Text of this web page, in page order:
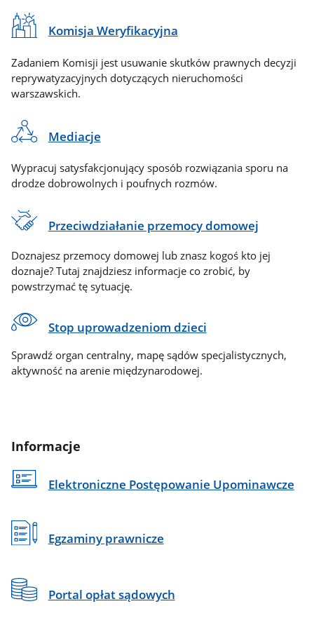
Komisja Weryfikacyjna
Zadaniem Komisji jest usuwanie skutków prawnych decyzji
reprywatyzacyjnych dotyczących nieruchomości
warszawskich.
Mediacje
Wypracuj satysfakcjonujący sposób rozwiązania sporu na
drodze dobrowolnych i poufnych rozmów.
Przeciwdziałanie przemocy domowej
Doznajesz przemocy domowej lub znasz kogoś kto jej
doznaje? Tutaj znajdziesz informacje co zrobić, by
powstrzymać tę sytuację.
Stop uprowadzeniom dzieci
Sprawdź organ centralny, mapę sądów specjalistycznych,
aktywność na arenie międzynarodowej.
Informacje
Elektroniczne Postępowanie Upominawcze
Egzaminy prawnicze
Portal opłat sądowych